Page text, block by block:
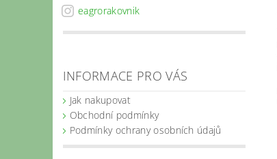
eagrorakovnik
INFORMACE PRO VÁS
Jak nakupovat
Obchodní podmínky
Podmínky ochrany osobních údajů